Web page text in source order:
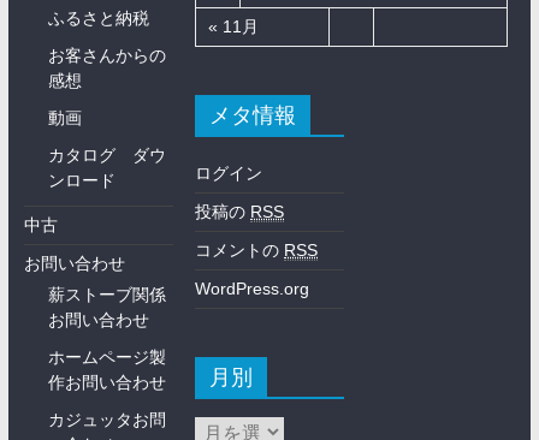
ふるさと納税
お客さんからの
感想
動画
カタログ ダウ
ンロード
中古
お問い合わせ
薪ストーブ関係
お問い合わせ
ホームページ製
作お問い合わせ
カジュッタお問
« 11月
メタ情報
ログイン
投稿の RSS
コメントの RSS
WordPress.org
月別